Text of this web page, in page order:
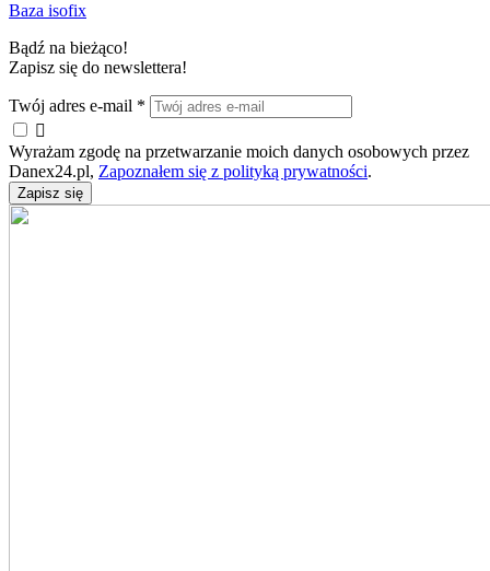
Baza isofix
Bądź na bieżąco!
Zapisz się do newslettera!
Twój adres e-mail *

Wyrażam zgodę na przetwarzanie moich danych osobowych przez
Danex24.pl, Zapoznałem się z polityką prywatności.